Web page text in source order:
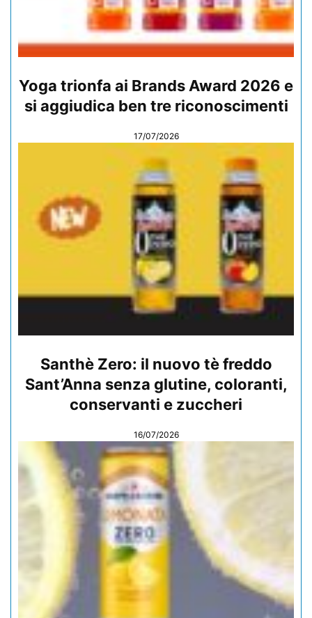
Yoga trionfa ai Brands Award 2026 e
si aggiudica ben tre riconoscimenti
17/07/2026
Santhè Zero: il nuovo tè freddo
Sant’Anna senza glutine, coloranti,
conservanti e zuccheri
16/07/2026